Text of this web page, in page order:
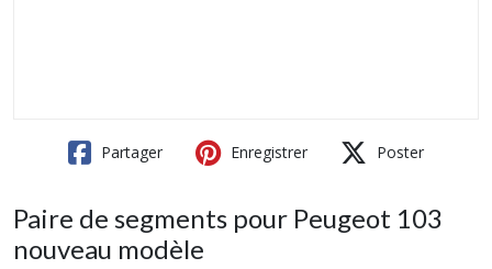
Partager Enregistrer Poster
Paire de segments pour Peugeot 103
nouveau modèle